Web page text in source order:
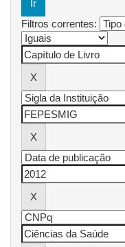
Filtros correntes: